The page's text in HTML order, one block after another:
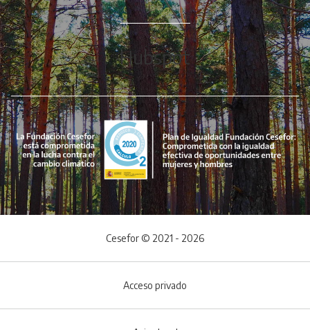
Hubspot
Cesefor © 2021 - 2026
Acceso privado